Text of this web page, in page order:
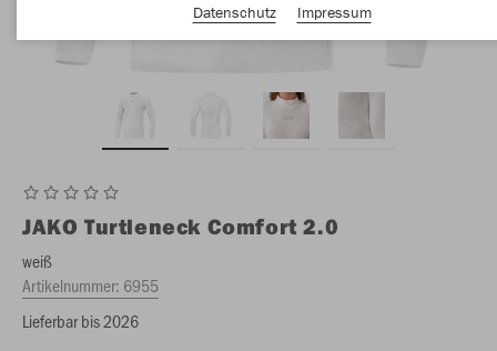
JAKO Turtleneck Comfort 2.0
weiß
Artikelnummer: 6955
Lieferbar bis 2026
Datenschutz
Impressum